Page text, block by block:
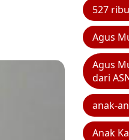
527
Agus
Agus
dari
anak-
Anak